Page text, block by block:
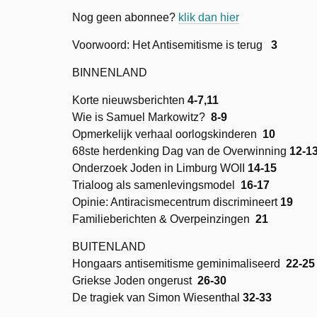
Nog geen abonnee? klik dan hier
Voorwoord: Het Antisemitisme is terug 3
BINNENLAND
Korte nieuwsberichten 4-7,11
Wie is Samuel Markowitz? 8-9
Opmerkelijk verhaal oorlogskinderen 10
68ste herdenking Dag van de Overwinning 12-
Onderzoek Joden in Limburg WOII
14-15
Trialoog als samenlevingsmodel
16-17
Opinie: Antiracismecentrum discrimineert 19
Familieberichten & Overpeinzingen 21
BUITENLAND
Hongaars antisemitisme geminimaliseerd 22-25
Griekse Joden ongerust 26-30
De tragiek van Simon Wiesenthal 32-33